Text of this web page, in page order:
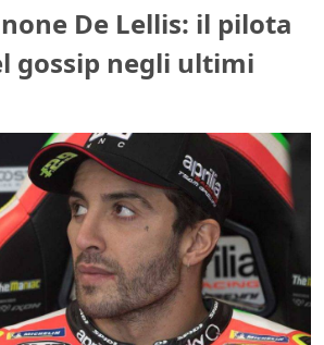
De Lellis: il pilota
gossip negli ultimi